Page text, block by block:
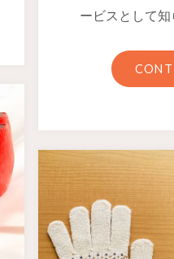
ービスとして知